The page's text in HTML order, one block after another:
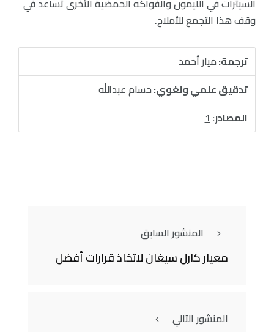
وقف هذا التجمع للأملاح.
ترجمة:ميار أحمد
تدقيق علمي ولغوي:حسام عبدالله
المصادر:1
المنشور السابق
معيار كارل سيغان لاتخاذ قرارات أفضل
المنشور التالي